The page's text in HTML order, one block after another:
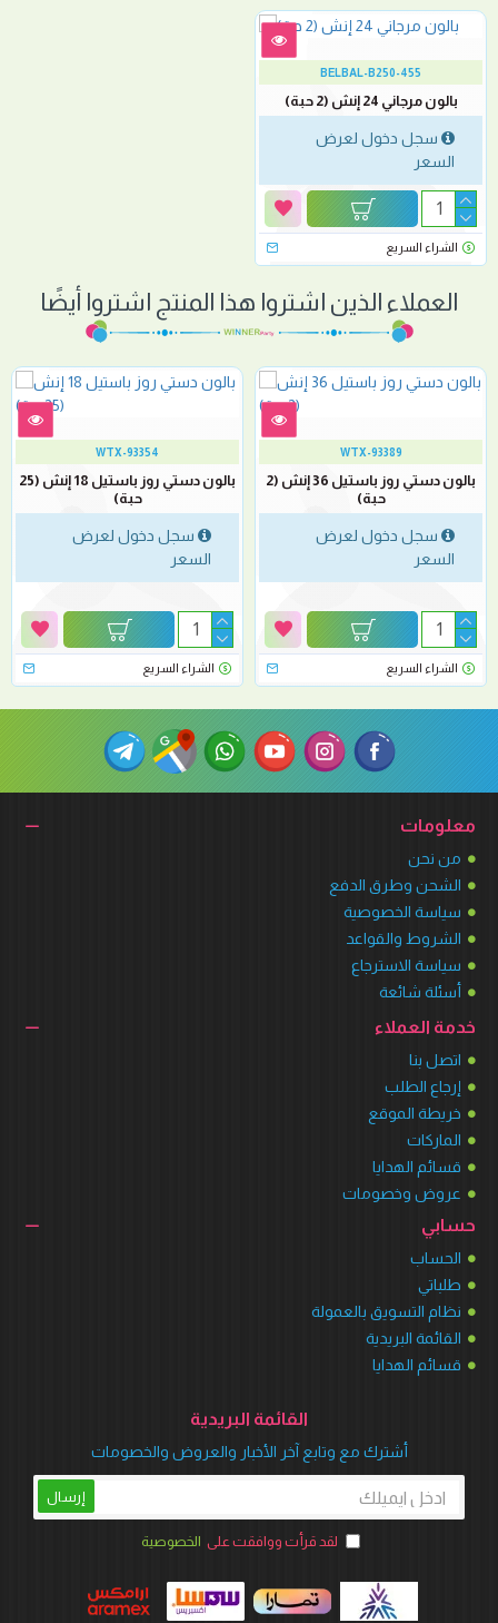
BELBAL-B250-455
بالون مرجاني 24 إنش (2 حبة)
سجل دخول لعرض
السعر
الشراء السريع
العملاء الذين اشتروا هذا المنتج اشتروا أيضًا
WTX-93389
بالون دستي روز باستيل 36 إنش (2
حبة)
سجل دخول لعرض
السعر
الشراء السريع
WTX-93354
بالون دستي روز باستيل 18 إنش (25
حبة)
سجل دخول لعرض
السعر
الشراء السريع
معلومات
من نحن
الشحن وطرق الدفع
سياسة الخصوصية
الشروط والقواعد
سياسة الاسترجاع
أسئلة شائعة
خدمة العملاء
اتصل بنا
إرجاع الطلب
خريطة الموقع
الماركات
قسائم الهدايا
عروض وخصومات
حسابي
الحساب
طلباتي
نظام التسويق بالعمولة
القائمة البريدية
قسائم الهدايا
القائمة البريدية
أشترك مع وتابع آخر الأخبار والعروض والخصومات
إرسال
لقد قرأت ووافقت على الخصوصية